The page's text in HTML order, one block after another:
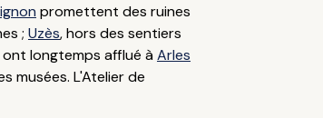
promettent des ruines
; Uzès, hors des sentiers
longtemps afflué àArles
musées. L'Atelier de